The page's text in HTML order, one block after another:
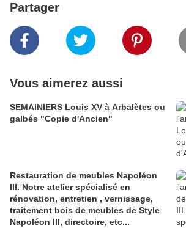
Partager
Vous aimerez aussi
SEMAINIERS Louis XV à Arbalètes ou
galbés "Copie d'Ancien"
Restauration de meubles Napoléon
III. Notre atelier spécialisé en
rénovation, entretien , vernissage,
traitement bois de meubles de Style
Napoléon III, directoire, etc...